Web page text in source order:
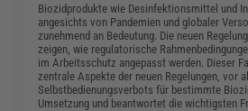
Biozidprodukte wie Desinfektionsmittel und
angesichts von Pandemien und globaler
zunehmend an Bedeutung. Die neuen
zeigen, wie regulatorische
im Arbeitsschutz angepasst werden. Dieser
zentrale Aspekte der neuen Regelungen, vor
Selbstbedienungsverbots für bestimmte
Umsetzung und beantwortet die wichtigsten